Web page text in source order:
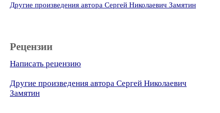
Другие произведения автора Сергей Николаевич Замятин
Рецензии
Написать рецензию
Другие произведения автора Сергей Николаевич
Замятин